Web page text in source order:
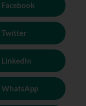
Facebook
Twitter
LinkedIn
WhatsApp